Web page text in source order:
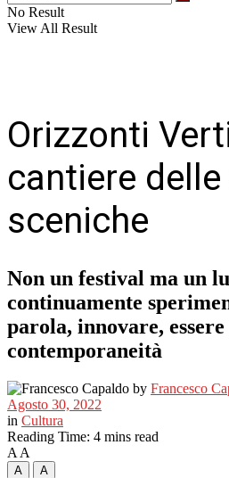
No Result
View All Result
Orizzonti
cantiere
sceniche
Non un festival ma un
continuamente
parola, innovare,
contemporaneità
by Francesco
Agosto 30, 2022
in Cultura
Reading Time: 4 mins read
A A
A
A